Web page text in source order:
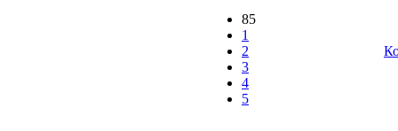
85
1
2
3
4
5